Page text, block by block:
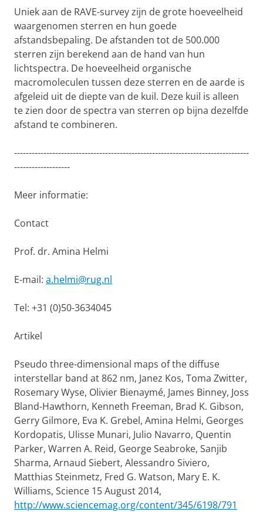
Uniek aan de RAVE-survey zijn de grote hoeveelheid
waargenomen sterren en hun goede
afstandsbepaling. De afstanden tot de 500.000
sterren zijn berekend aan de hand van hun
lichtspectra. De hoeveelheid organische
macromoleculen tussen deze sterren en de aarde is
afgeleid uit de diepte van de kuil. Deze kuil is alleen
te zien door de spectra van sterren op bijna dezelfde
afstand te combineren.
--------------------------------------------------------------------------------
-------------------
Meer informatie:
Contact
Prof. dr. Amina Helmi
E-mail: a.helmi@rug.nl
Tel: +31 (0)50-3634045
Artikel
Pseudo three-dimensional maps of the diffuse
interstellar band at 862 nm, Janez Kos, Toma Zwitter,
Rosemary Wyse, Olivier Bienaymé, James Binney, Joss
Bland-Hawthorn, Kenneth Freeman, Brad K. Gibson,
Gerry Gilmore, Eva K. Grebel, Amina Helmi, Georges
Kordopatis, Ulisse Munari, Julio Navarro, Quentin
Parker, Warren A. Reid, George Seabroke, Sanjib
Sharma, Arnaud Siebert, Alessandro Siviero,
Matthias Steinmetz, Fred G. Watson, Mary E. K.
Williams, Science 15 August 2014,
http://www.sciencemag.org/content/345/6198/791